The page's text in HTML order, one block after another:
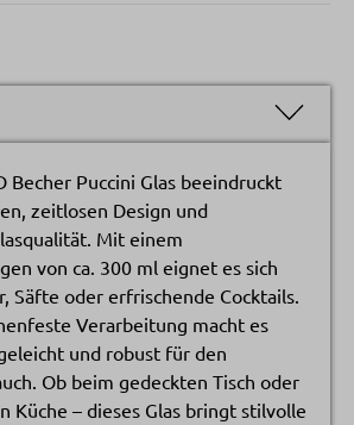
Becher Puccini Glas beeindruckt
zeitlosen Design und
Mit einem
von ca. 300 ml eignet es sich
Säfte oder erfrischende Cocktails.
Verarbeitung macht es
und robust für den
Ob beim gedeckten Tisch oder
Küche – dieses Glas bringt stilvolle